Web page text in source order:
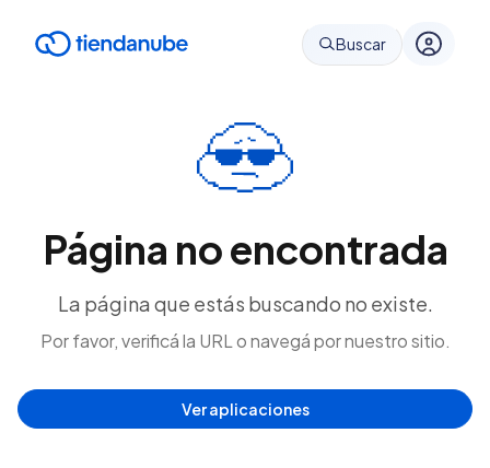
Buscar
Página no encontrada
La página que estás buscando no existe.
Por favor, verificá la URL o navegá por nuestro sitio.
Ver aplicaciones